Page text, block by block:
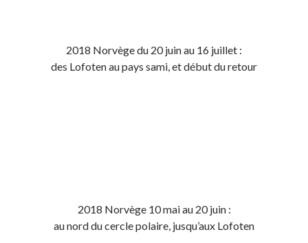
2018 Norvège du 20 juin au 16 juillet :
des Lofoten au pays sami, et début du retour
2018 Norvège 10 mai au 20 juin :
au nord du cercle polaire, jusqu’aux Lofoten